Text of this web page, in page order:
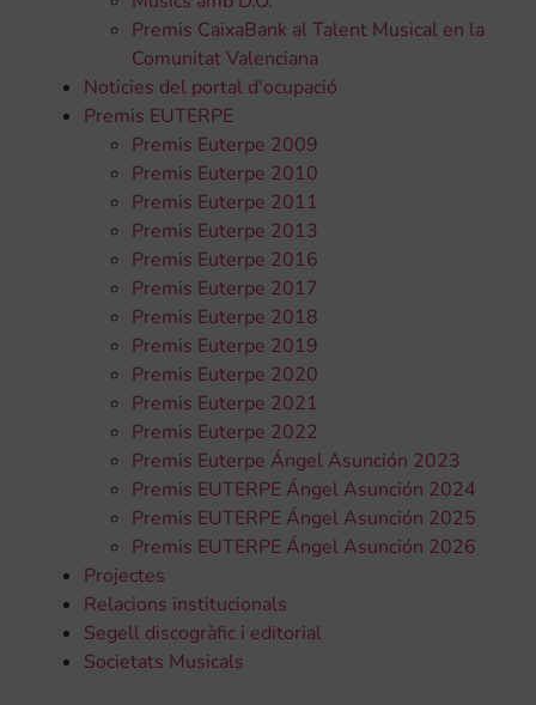
Premis CaixaBank al Talent Musical en la
Comunitat Valenciana
Noticies del portal d'ocupació
Premis EUTERPE
Premis Euterpe 2009
Premis Euterpe 2010
Premis Euterpe 2011
Premis Euterpe 2013
Premis Euterpe 2016
Premis Euterpe 2017
Premis Euterpe 2018
Premis Euterpe 2019
Premis Euterpe 2020
Premis Euterpe 2021
Premis Euterpe 2022
Premis Euterpe Ángel Asunción 2023
Premis EUTERPE Ángel Asunción 2024
Premis EUTERPE Ángel Asunción 2025
Premis EUTERPE Ángel Asunción 2026
Projectes
Relacions institucionals
Segell discogràfic i editorial
Societats Musicals